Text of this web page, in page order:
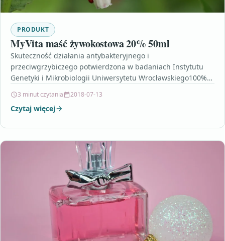
PRODUKT
MyVita maść żywokostowa 20% 50ml
Skuteczność działania antybakteryjnego i
przeciwgrzybiczego potwierdzona w badaniach Instytutu
Genetyki i Mikrobiologii Uniwersytetu Wrocławskiego100%
niejonowe)unikalna bezkonkurencyjna płaska
nanocząsteczkatransparentne –…
3 minut czytania 2018-07-13
Czytaj więcej